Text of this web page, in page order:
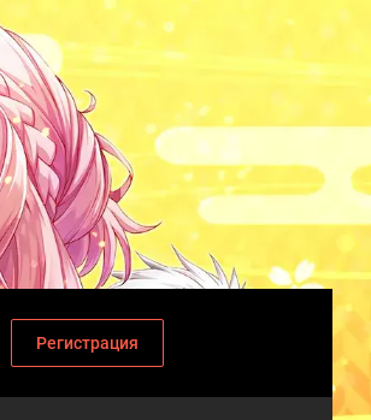
Регистрация